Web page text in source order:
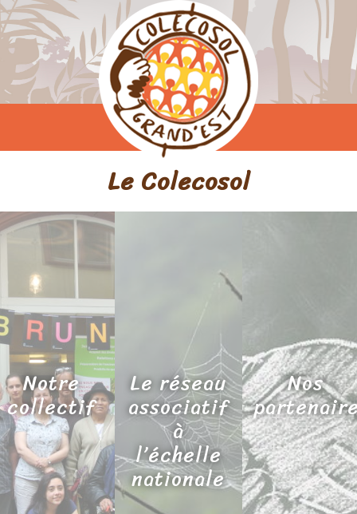
Le Colecosol
Notre
collectif
Le réseau
associatif
à
l’échelle
nationale
Nos